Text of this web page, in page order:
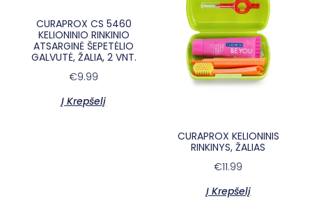
CURAPROX CS 5460
KELIONINIO RINKINIO
ATSARGINĖ ŠEPETĖLIO
GALVUTĖ, ŽALIA, 2 VNT.
€9.99
Į Krepšelį
CURAPROX KELIONINIS
RINKINYS, ŽALIAS
€11.99
Į Krepšelį
E-sypsena DI odontologas